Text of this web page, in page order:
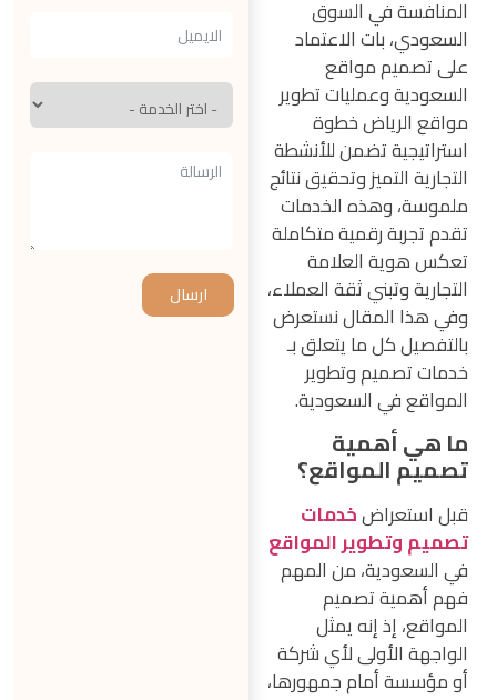
ارسال
المنافسة في السوق
السعودي، بات الاعتماد
على تصميم مواقع
السعودية وعمليات تطوير
مواقع الرياض خطوة
استراتيجية تضمن للأنشطة
التجارية التميز وتحقيق نتائج
ملموسة، وهذه الخدمات
تقدم تجربة رقمية متكاملة
تعكس هوية العلامة
التجارية وتبني ثقة العملاء،
وفي هذا المقال نستعرض
بالتفصيل كل ما يتعلق بـ
خدمات تصميم وتطوير
المواقع في السعودية.
ما هي أهمية
تصميم المواقع؟
قبل استعراضخدمات
تصميم وتطوير المواقع
في السعودية، من المهم
فهم أهمية تصميم
المواقع، إذ إنه يمثل
الواجهة الأولى لأي شركة
أو مؤسسة أمام جمهورها،